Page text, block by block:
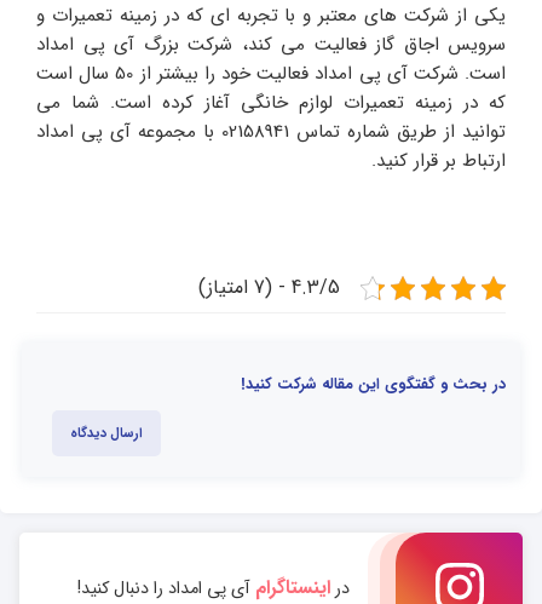
یکی از شرکت های معتبر و با تجربه ای که در زمینه تعمیرات و
سرویس اجاق گاز فعالیت می کند، شرکت بزرگ آی پی امداد
است. شرکت آی پی امداد فعالیت خود را بیشتر از 50 سال است
که در زمینه تعمیرات لوازم خانگی آغاز کرده است. شما می
توانید از طریق شماره تماس 02158941 با مجموعه آی پی امداد
ارتباط بر قرار کنید.
4.3/5 - (7 امتیاز)
در بحث و گفتگوی این مقاله شرکت کنید!
ارسال دیدگاه
دراینستاگرامآی پی امداد را دنبال کنید!